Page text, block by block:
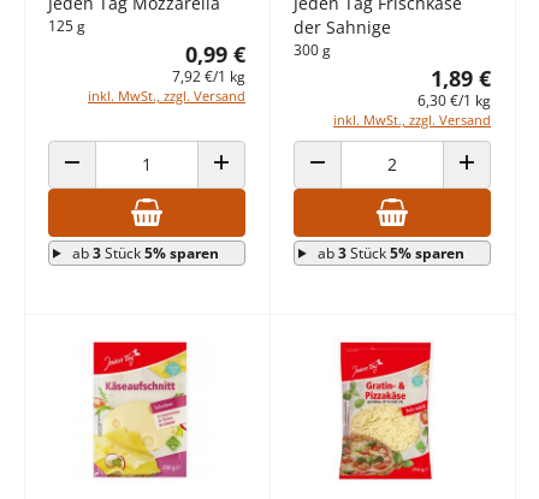
125 g
0,99 €
7,92 €/1 kg
inkl. MwSt., zzgl. Versand
ANZAHL VERRINGERN ANZAHL ERHÖHEN
ab3Stück5% sparen
der Sahnige
300 g
1,89 €
6,30 €/1 kg
inkl. MwSt., zzgl. Versand
ANZAHL VERRINGERN ANZAHL
ab3Stück5% sparen